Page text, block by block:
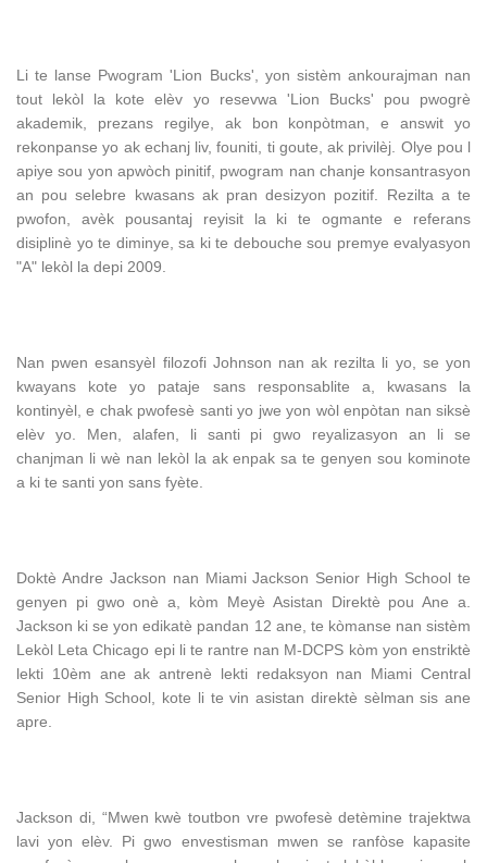
Li te lanse Pwogram 'Lion Bucks', yon sistèm ankourajman nan
tout lekòl la kote elèv yo resevwa 'Lion Bucks' pou pwogrè
akademik, prezans regilye, ak bon konpòtman, e answit yo
rekonpanse yo ak echanj liv, founiti, ti goute, ak privilèj. Olye pou l
apiye sou yon apwòch pinitif, pwogram nan chanje konsantrasyon
an pou selebre kwasans ak pran desizyon pozitif. Rezilta a te
pwofon, avèk pousantaj reyisit la ki te ogmante e referans
disiplinè yo te diminye, sa ki te debouche sou premye evalyasyon
"A" lekòl la depi 2009.
Nan pwen esansyèl filozofi Johnson nan ak rezilta li yo, se yon
kwayans kote yo pataje sans responsablite a, kwasans la
kontinyèl, e chak pwofesè santi yo jwe yon wòl enpòtan nan siksè
elèv yo. Men, alafen, li santi pi gwo reyalizasyon an li se
chanjman li wè nan lekòl la ak enpak sa te genyen sou kominote
a ki te santi yon sans fyète.
Doktè Andre Jackson nan Miami Jackson Senior High School te
genyen pi gwo onè a, kòm Meyè Asistan Direktè pou Ane a.
Jackson ki se yon edikatè pandan 12 ane, te kòmanse nan sistèm
Lekòl Leta Chicago epi li te rantre nan M-DCPS kòm yon enstriktè
lekti 10èm ane ak antrenè lekti redaksyon nan Miami Central
Senior High School, kote li te vin asistan direktè sèlman sis ane
apre.
Jackson di, “Mwen kwè toutbon vre pwofesè detèmine trajektwa
lavi yon elèv. Pi gwo envestisman mwen se ranfòse kapasite